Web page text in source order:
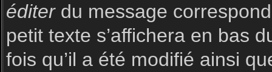
éditerdu message
petit texte s’affichera en bas
fois qu’il a été modifié ainsi